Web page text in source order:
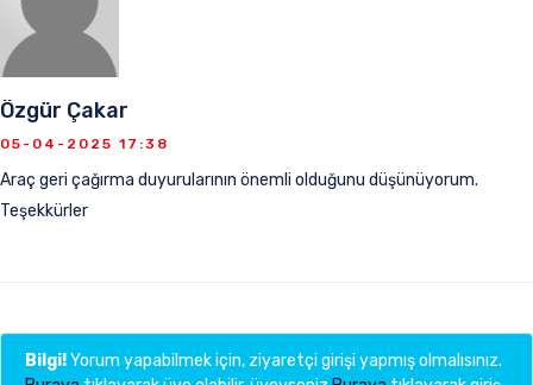
Özgür Çakar
05-04-2025 17:38
Araç geri çağırma duyurularının önemli olduğunu düşünüyorum.
Teşekkürler
Bilgi!Yorum yapabilmek için, ziyaretçi girişi yapmış olmalısınız.